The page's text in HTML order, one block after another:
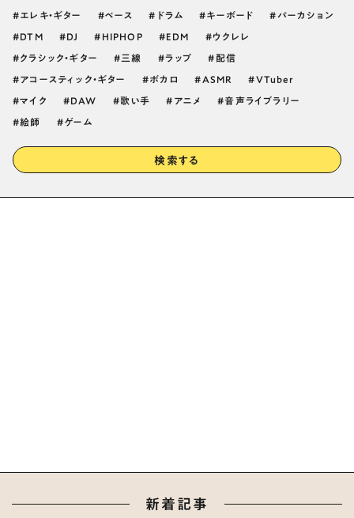
エレキ・ギター ベース ドラム キーボード パーカション
DTM DJ HIPHOP EDM ウクレレ
クラシック・ギター 三線 ラップ 配信
アコースティック・ギター ボカロ ASMR VTuber
マイク DAW 歌い手 アニメ 音声ライブラリー
絵師 ゲーム
検索する
新着記事